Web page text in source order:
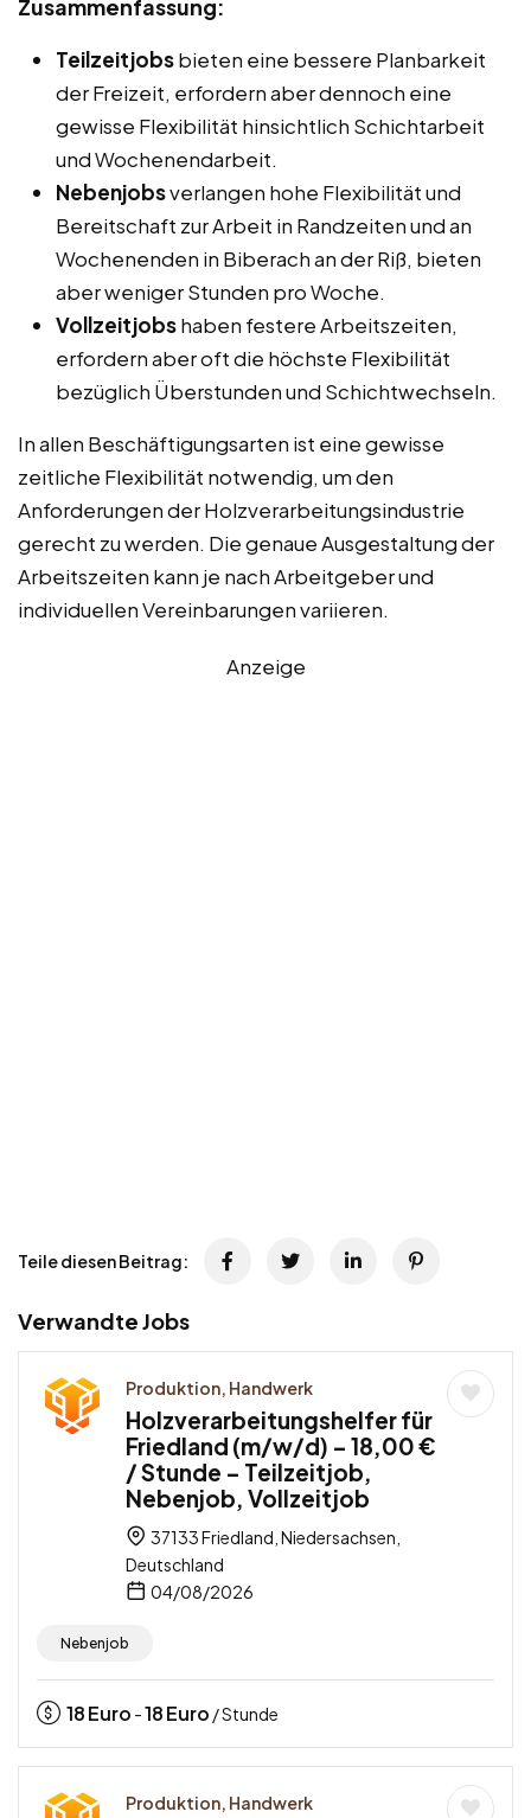
Zusammenfassung:
Teilzeitjobsbieten eine bessere Planbarkeit
der Freizeit, erfordern aber dennoch eine
gewisse Flexibilität hinsichtlich Schichtarbeit
und Wochenendarbeit.
Nebenjobsverlangen hohe Flexibilität und
Bereitschaft zur Arbeit in Randzeiten und an
Wochenenden in Biberach an der Riß, bieten
aber weniger Stunden pro Woche.
Vollzeitjobshaben festere Arbeitszeiten,
erfordern aber oft die höchste Flexibilität
bezüglich Überstunden und Schichtwechseln.
In allen Beschäftigungsarten ist eine gewisse
zeitliche Flexibilität notwendig, um den
Anforderungen der Holzverarbeitungsindustrie
gerecht zu werden. Die genaue Ausgestaltung der
Arbeitszeiten kann je nach Arbeitgeber und
individuellen Vereinbarungen variieren.
Anzeige
Teile diesen Beitrag:
Verwandte Jobs
Produktion, Handwerk
Holzverarbeitungshelfer für
Friedland (m/w/d) – 18,00 €
/ Stunde – Teilzeitjob,
Nebenjob, Vollzeitjob
37133 Friedland, Niedersachsen,
Deutschland
04/08/2026
Nebenjob
18Euro -18Euro / Stunde
Produktion, Handwerk